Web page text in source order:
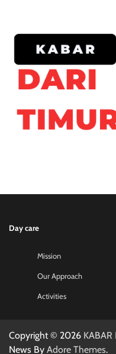
Day care
Mission
Our Approach
Activities
Copyright © 2026 KABAR
News By Adore Themes.